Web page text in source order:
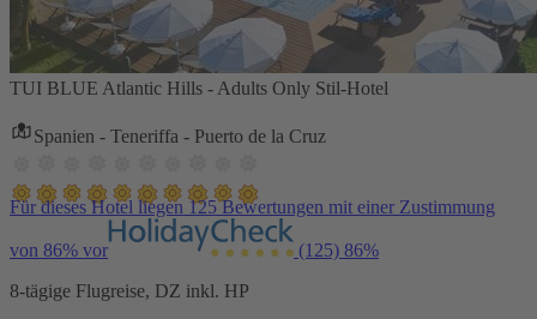
TUI BLUE Atlantic Hills - Adults Only Stil-Hotel
Spanien - Teneriffa - Puerto de la Cruz
Für dieses Hotel liegen 125 Bewertungen mit einer Zustimmung
von 86% vor (125) 86%
8-tägige Flugreise, DZ inkl. HP